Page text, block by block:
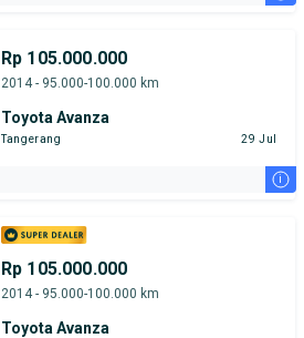
Rp 105.000.000
2014 - 95.000-100.000 km
Toyota Avanza
Tangerang 29 Jul
i
Rp 105.000.000
2014 - 95.000-100.000 km
Toyota Avanza